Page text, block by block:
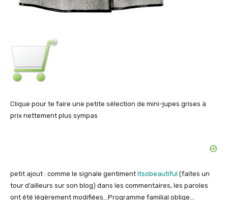
Clique pour te faire une petite sélection de mini-jupes grises à
prix nettement plus sympas
petit ajout : comme le signale gentiment Itsobeautiful (faites un
tour d’ailleurs sur son blog) dans les commentaires, les paroles
ont été légèrement modifiées…Programme familial oblige…